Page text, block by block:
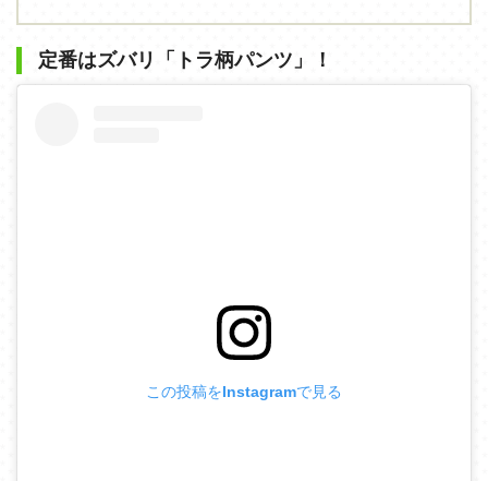
定番はズバリ「トラ柄パンツ」！
この投稿をInstagramで見る